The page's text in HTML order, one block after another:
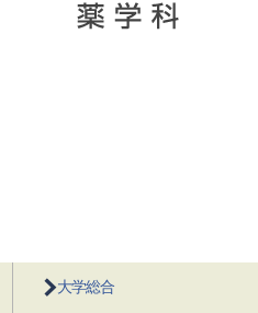
大学総合